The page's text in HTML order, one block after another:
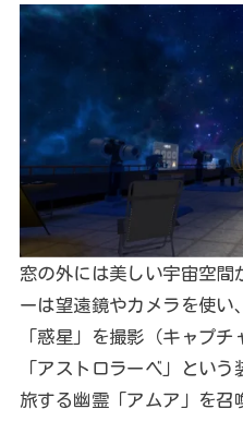
窓の外には美しい宇宙空間
ーは望遠鏡やカメラを使い
「惑星」を撮影（キャプ
「アストロラーベ」とい
旅する幽霊「アムア」を召